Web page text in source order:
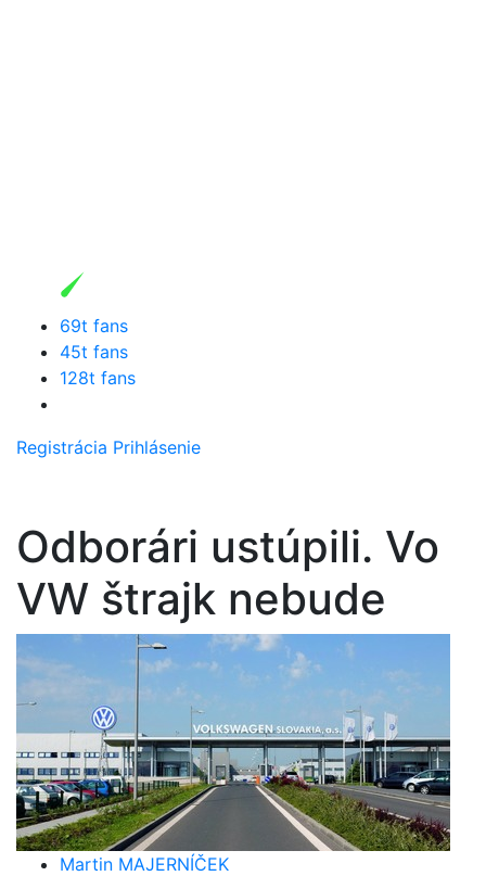
69t fans
45t fans
128t fans
Registrácia Prihlásenie
Odborári ustúpili. Vo
VW štrajk nebude
Martin MAJERNÍČEK